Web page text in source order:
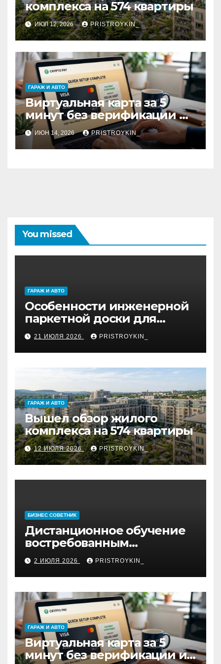
комплекса на 574 квартиры
ИЮЛ 12, 2026 PRISTROYKIN_
ГАРАЖ И АВТО
Виртуальная карта за 5
минут без верификации и
участия банков с
пополнением в USDT:
обзор вариантов
ИЮН 14, 2026 PRISTROYKIN_
You missed
ГАРАЖ И АВТО
Особенности инженерной
паркетной доски для
укладки французской
ёлкой
21 ИЮЛЯ 2026 PRISTROYKIN_
ГАРАЖ И АВТО
Вышел обзор жилого
комплекса на 574 квартиры
12 ИЮЛЯ 2026 PRISTROYKIN_
БИЗНЕС СОВЕТНИК
Дистанционное обучение
востребованным
профессиям
2 ИЮЛЯ 2026 PRISTROYKIN_
ГАРАЖ И АВТО
Виртуальная карта за 5
минут без верификации и